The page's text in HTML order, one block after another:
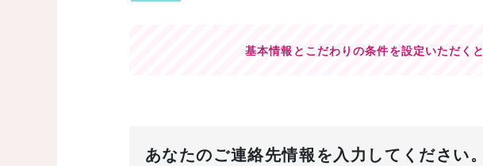
基本情報とこだわりの条件を設定いただくと
あなたのご連絡先情報を入力してください。